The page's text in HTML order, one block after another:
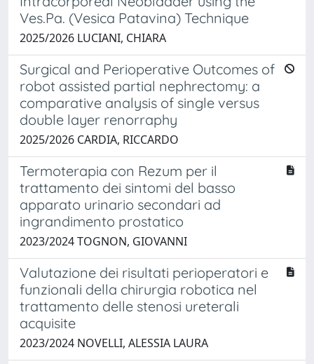
Ves.Pa. (Vesica Patavina) Technique
2025/2026 LUCIANI, CHIARA
Surgical and Perioperative Outcomes of
robot assisted partial nephrectomy: a
comparative analysis of single versus
double layer renorraphy
2025/2026 CARDIA, RICCARDO
Termoterapia con Rezum per il
trattamento dei sintomi del basso
apparato urinario secondari ad
ingrandimento prostatico
2023/2024 TOGNON, GIOVANNI
Valutazione dei risultati perioperatori e
funzionali della chirurgia robotica nel
trattamento delle stenosi ureterali
acquisite
2023/2024 NOVELLI, ALESSIA LAURA